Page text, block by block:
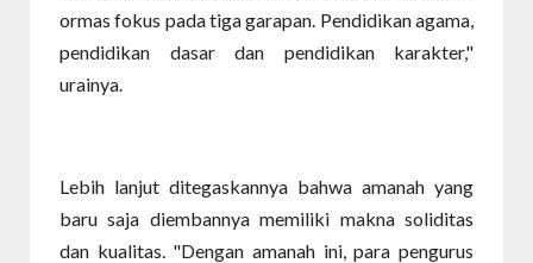
ormas fokus pada tiga garapan. Pendidikan agama,
pendidikan dasar dan pendidikan karakter,"
urainya.
Lebih lanjut ditegaskannya bahwa amanah yang
baru saja diembannya memiliki makna soliditas
dan kualitas. "Dengan amanah ini, para pengurus